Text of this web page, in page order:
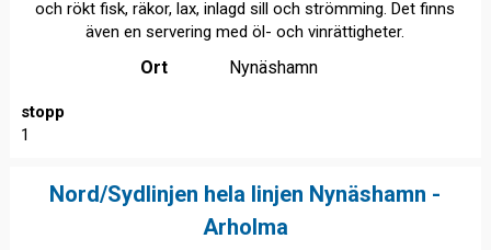
och rökt fisk, räkor, lax, inlagd sill och strömming. Det finns
även en servering med öl- och vinrättigheter.
Ort Nynäshamn
stopp
1
Nord/Sydlinjen hela linjen Nynäshamn -
Arholma